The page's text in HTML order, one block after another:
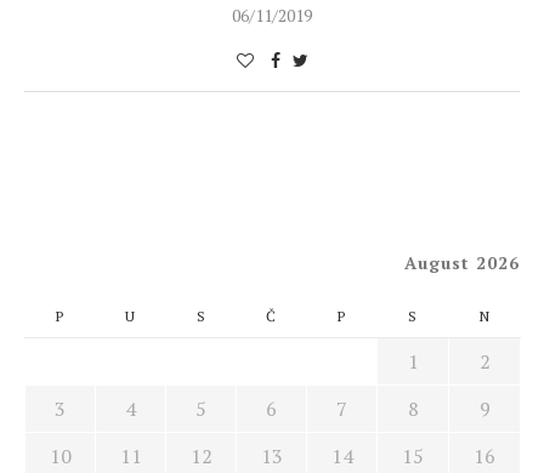
06/11/2019
August 2026
P U S Č P S N
1
2
3
4 5 6 7 8
9
10
11 12 13 14 15
16